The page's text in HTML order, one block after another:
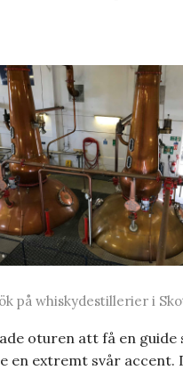
på whiskydestillerier i
oturen att få en guide
en extremt svår accent.